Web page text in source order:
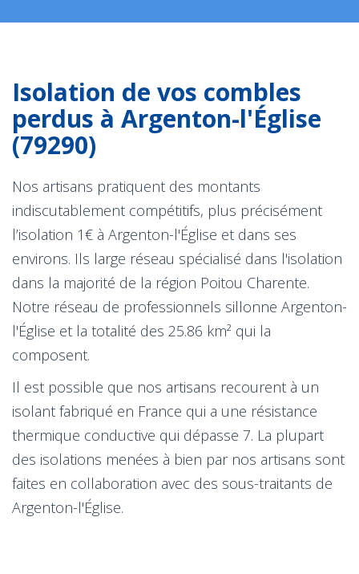
Isolation de vos combles
perdus à Argenton-l'Église
(79290)
Nos artisans pratiquent des montants
indiscutablement compétitifs, plus précisément
l’isolation 1€ à Argenton-l'Église et dans ses
environs. Ils large réseau spécialisé dans l'isolation
dans la majorité de la région Poitou Charente.
Notre réseau de professionnels sillonne Argenton-
l'Église et la totalité des 25.86 km² qui la
composent.
Il est possible que nos artisans recourent à un
isolant fabriqué en France qui a une résistance
thermique conductive qui dépasse 7. La plupart
des isolations menées à bien par nos artisans sont
faites en collaboration avec des sous-traitants de
Argenton-l'Église.